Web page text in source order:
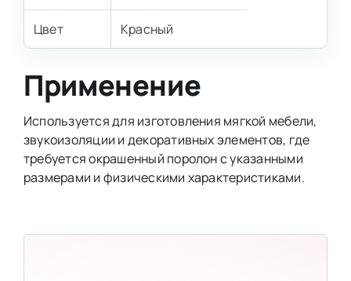
Цвет Красный
Применение
Используется для изготовления мягкой мебели,
звукоизоляции и декоративных элементов, где
требуется окрашенный поролон с указанными
размерами и физическими характеристиками.